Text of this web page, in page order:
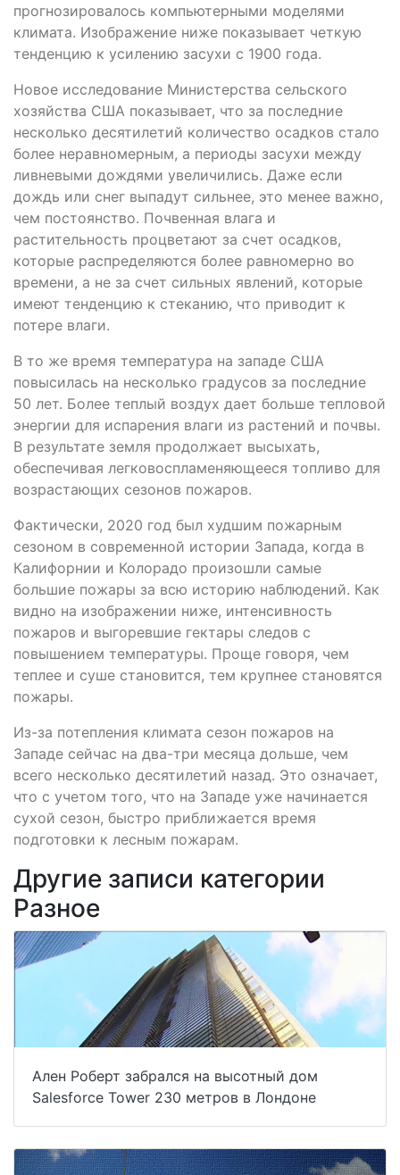
прогнозировалось компьютерными моделями
климата. Изображение ниже показывает четкую
тенденцию к усилению засухи с 1900 года.
Новое исследование Министерства сельского
хозяйства США показывает, что за последние
несколько десятилетий количество осадков стало
более неравномерным, а периоды засухи между
ливневыми дождями увеличились. Даже если
дождь или снег выпадут сильнее, это менее важно,
чем постоянство. Почвенная влага и
растительность процветают за счет осадков,
которые распределяются более равномерно во
времени, а не за счет сильных явлений, которые
имеют тенденцию к стеканию, что приводит к
потере влаги.
В то же время температура на западе США
повысилась на несколько градусов за последние
50 лет. Более теплый воздух дает больше тепловой
энергии для испарения влаги из растений и почвы.
В результате земля продолжает высыхать,
обеспечивая легковоспламеняющееся топливо для
возрастающих сезонов пожаров.
Фактически, 2020 год был худшим пожарным
сезоном в современной истории Запада, когда в
Калифорнии и Колорадо произошли самые
большие пожары за всю историю наблюдений. Как
видно на изображении ниже, интенсивность
пожаров и выгоревшие гектары следов с
повышением температуры. Проще говоря, чем
теплее и суше становится, тем крупнее становятся
пожары.
Из-за потепления климата сезон пожаров на
Западе сейчас на два-три месяца дольше, чем
всего несколько десятилетий назад. Это означает,
что с учетом того, что на Западе уже начинается
сухой сезон, быстро приближается время
подготовки к лесным пожарам.
Другие записи категории
Разное
Ален Роберт забрался на высотный дом
Salesforce Tower 230 метров в Лондоне